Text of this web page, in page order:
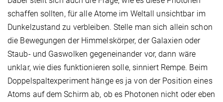
schaffen sollten, für alle Atome im Weltall unsichtbar im
Dunkelzustand zu verbleiben. Stelle man sich allein schon
die Bewegungen der Himmelskörper, der Galaxien oder
Staub- und Gaswolken gegeneinander vor, dann wäre
unklar, wie dies funktionieren solle, sinniert Rempe. Beim
Doppelspaltexperiment hänge es ja von der Position eines
Atoms auf dem Schirm ab, ob es Photonen nicht oder eben